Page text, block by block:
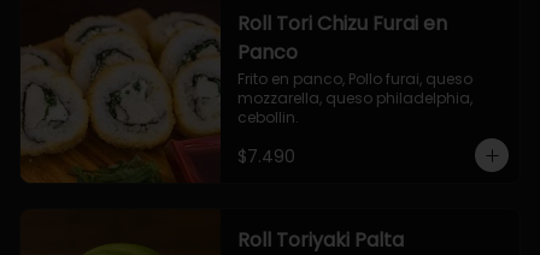
Roll Tori Chizu Furai en
Panco
Frito en panco, Pollo furai, queso
mozzarella, queso philadelphia,
cebollin.
$7.490
Roll Toriyaki Palta